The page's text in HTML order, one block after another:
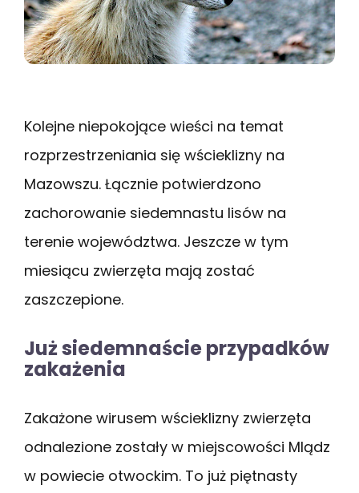
Kolejne niepokojące wieści na temat
rozprzestrzeniania się wścieklizny na
Mazowszu. Łącznie potwierdzono
zachorowanie siedemnastu lisów na
terenie województwa. Jeszcze w tym
miesiącu zwierzęta mają zostać
zaszczepione.
Już siedemnaście przypadków
zakażenia
Zakażone wirusem wścieklizny zwierzęta
odnalezione zostały w miejscowości Mlądz
w powiecie otwockim. To już piętnasty